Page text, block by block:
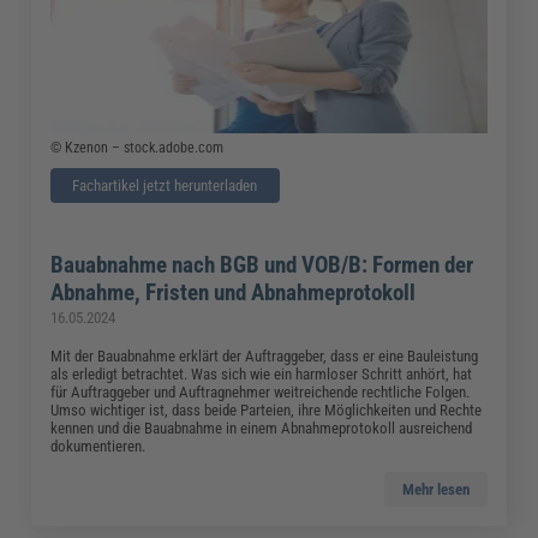
© Kzenon – stock.adobe.com
Fachartikel jetzt herunterladen
Bauabnahme nach BGB und VOB/B: Formen der
Abnahme, Fristen und Abnahmeprotokoll
16.05.2024
Mit der Bauabnahme erklärt der Auftraggeber, dass er eine Bauleistung
als erledigt betrachtet. Was sich wie ein harmloser Schritt anhört, hat
für Auftraggeber und Auftragnehmer weitreichende rechtliche Folgen.
Umso wichtiger ist, dass beide Parteien, ihre Möglichkeiten und Rechte
kennen und die Bauabnahme in einem Abnahmeprotokoll ausreichend
dokumentieren.
Mehr lesen